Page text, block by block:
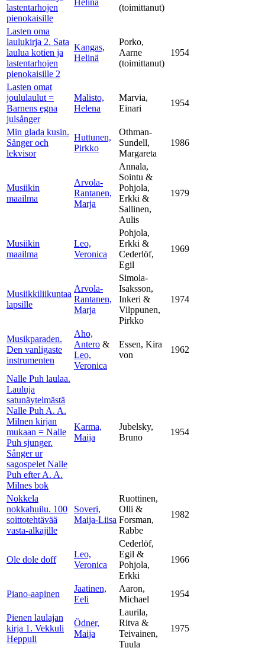
lastentarhojen
pienokaisille
(toimittanut)
Lasten oma
laulukirja 2. Sata
laulua kotien ja
lastentarhojen
pienokaisille 2
Kangas,
Helinä
Porko,
Aarne
(toimittanut)
1954
Lasten omat
joululaulut =
Barnens egna
julsånger
Malisto,
Helena
Marvia,
Einari
1954
Min glada kusin.
Sånger och
lekvisor
Huttunen,
Pirkko
Othman-
Sundell,
Margareta
1986
Musiikin
maailma
Arvola-
Rantanen,
Marja
Annala,
Sointu &
Pohjola,
Erkki &
Sallinen,
Aulis
1979
Musiikin
maailma
Leo,
Veronica
Pohjola,
Erkki &
Cederlöf,
Egil
1969
Musiikkiliikuntaa
lapsille
Arvola-
Rantanen,
Marja
Simola-
Isaksson,
Inkeri &
Vilppunen,
Pirkko
1974
Musikparaden.
Den vanligaste
instrumenten
Aho,
Antero &
Leo,
Veronica
Essen, Kira
von
1962
Nalle Puh laulaa.
Lauluja
satunäytelmästä
Nalle Puh A. A.
Milnen kirjan
mukaan = Nalle
Puh sjunger.
Sånger ur
sagospelet Nalle
Puh efter A. A.
Milnes bok
Karma,
Maija
Jubelsky,
Bruno
1954
Nokkela
nokkahuilu. 100
soittotehtävää
vasta-alkajille
Soveri,
Maija-Liisa
Ruottinen,
Olli &
Forsman,
Rabbe
1982
Ole dole doff
Leo,
Veronica
Cederlöf,
Egil &
Pohjola,
Erkki
1966
Piano-aapinen
Jaatinen,
Eeli
Aaron,
Michael
1954
Pienen laulajan
kirja 1. Vekkuli
Heppuli
Ödner,
Maija
Laurila,
Ritva &
Teivainen,
Tuula
1975